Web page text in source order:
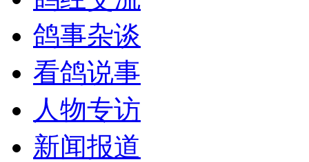
鸽事杂谈
看鸽说事
人物专访
新闻报道